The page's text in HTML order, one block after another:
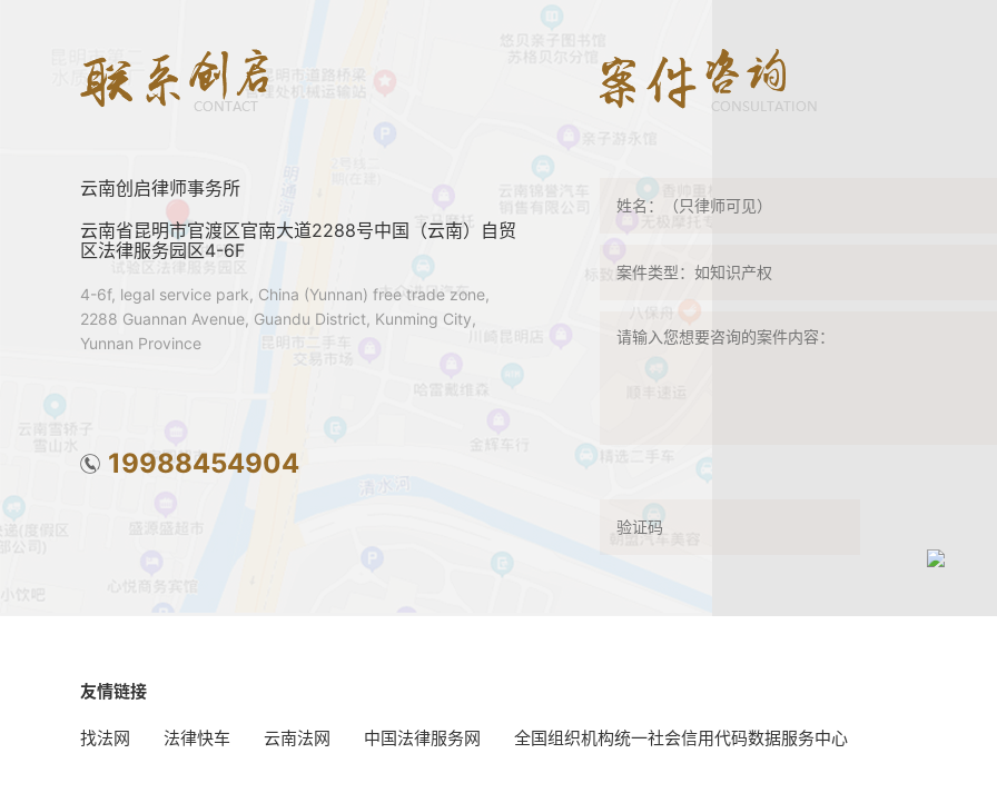
云南创启律师事务所
云南省昆明市官渡区官南大道2288号中国（云南）自贸
区法律服务园区4-6F
4-6f, legal service park, China (Yunnan) free trade zone,
2288 Guannan Avenue, Guandu District, Kunming City,
Yunnan Province
19988454904
友情链接
找法网 法律快车 云南法网 中国法律服务网 全国组织机构统一社会信用代码数据服务中心